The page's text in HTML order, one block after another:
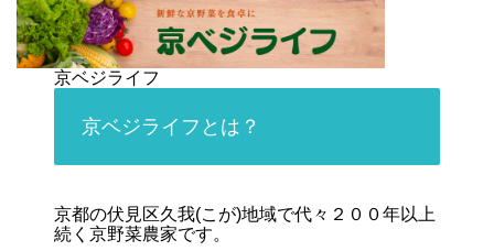
京ベジライフ
京ベジライフとは？
京都の伏見区久我(こが)地域で代々２００年以上
続く京野菜農家です。